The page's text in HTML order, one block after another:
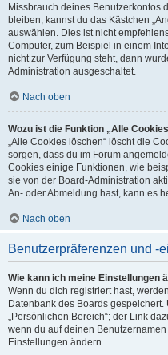
Missbrauch deines Benutzerkontos
bleiben, kannst du das Kästchen
auswählen. Dies ist nicht
Computer, zum Beispiel in einem
nicht zur Verfügung steht, dann
Administration ausgeschaltet.
Nach oben
Wozu ist die Funktion „Alle
„Alle Cookies löschen“ löscht die
sorgen, dass du im Forum
Cookies einige Funktionen, wie
sie von der Board-Administration
An- oder Abmeldung hast, kann es
Nach oben
Benutzerpräferenzen und -
Wie kann ich meine Einstellungen
Wenn du dich registriert hast,
Datenbank des Boards
„Persönlichen Bereich“; der Link
wenn du auf deinen
Einstellungen ändern.